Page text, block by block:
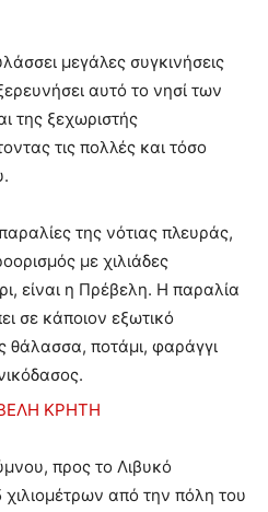
μεγάλες συγκινήσεις
αυτό το νησί των
της ξεχωριστής
τις πολλές και τόσο
της νότιας πλευράς,
με χιλιάδες
είναι η Πρέβελη. Η παραλία
σε κάποιον εξωτικό
θάλασσα, ποτάμι, φαράγγι
προς το Λιβυκό
από την πόλη του